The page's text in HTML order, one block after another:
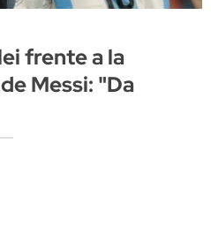
frente a la
Messi: "Da